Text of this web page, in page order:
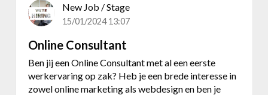
n
a
e
r
New Job / Stage
15/01/2024 13:07
Online Consultant
Ben jij een Online Consultant met al een eerste
werkervaring op zak? Heb je een brede interesse in
zowel online marketing als webdesign en ben je